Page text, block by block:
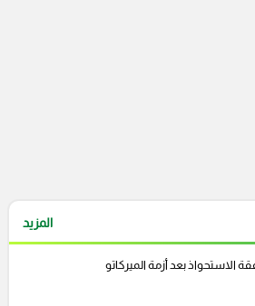
المزيد
الاستحواذ بعد أزمة الميركاتو